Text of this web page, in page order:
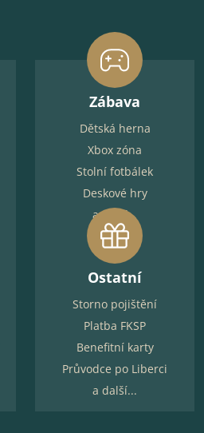
Zábava
Dětská herna
Xbox zóna
Stolní fotbálek
Deskové hry
a další...
Ostatní
Storno pojištění
Platba FKSP
Benefitní karty
Průvodce po Liberci
a další...